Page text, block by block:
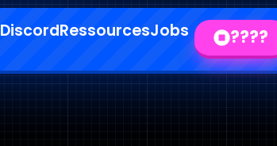
DiscordRessourcesJobs ????